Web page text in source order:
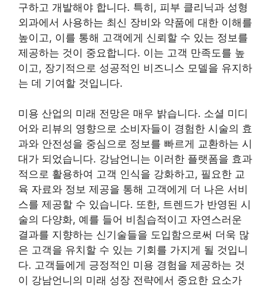
구하고 개발해야 합니다. 특히, 피부 클리닉과 성형
외과에서 사용하는 최신 장비와 약품에 대한 이해를
높이고, 이를 통해 고객에게 신뢰할 수 있는 정보를
제공하는 것이 중요합니다. 이는 고객 만족도를 높
이고, 장기적으로 성공적인 비즈니스 모델을 유지하
는 데 기여할 것입니다.
미용 산업의 미래 전망은 매우 밝습니다. 소셜 미디
어와 리뷰의 영향으로 소비자들이 경험한 시술의 효
과와 안전성을 중심으로 정보를 빠르게 교환하는 시
대가 되었습니다. 강남언니는 이러한 플랫폼을 효과
적으로 활용하여 고객 인식을 강화하고, 필요한 교
육 자료와 정보 제공을 통해 고객에게 더 나은 서비
스를 제공할 수 있습니다. 또한, 트렌드가 반영된 시
술의 다양화, 예를 들어 비침습적이고 자연스러운
결과를 지향하는 신기술들을 도입함으로써 더욱 많
은 고객을 유치할 수 있는 기회를 가지게 될 것입니
다. 고객들에게 긍정적인 미용 경험을 제공하는 것
이 강남언니의 미래 성장 전략에서 중요한 요소가